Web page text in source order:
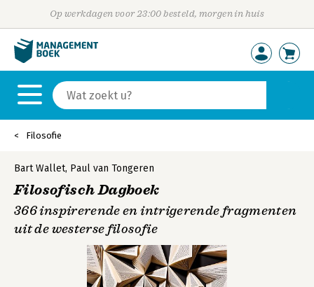
Op werkdagen voor 23:00 besteld, morgen in huis
Filosofie
Bart Wallet, Paul van Tongeren
Filosofisch Dagboek
366 inspirerende en intrigerende fragmenten
uit de westerse filosofie